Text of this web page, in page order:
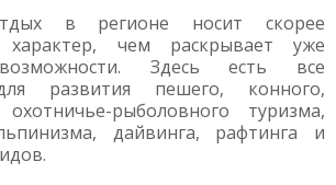
в регионе носит скорее
характер, чем раскрывает уже
Здесь есть все
развития пешего, конного,
охотничье-рыболовного туризма,
дайвинга, рафтинга и